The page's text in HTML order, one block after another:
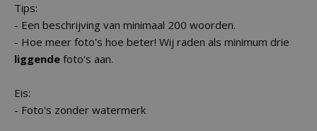
Tips:
- Een beschrijving van minimaal 200 woorden.
- Hoe meer foto's hoe beter! Wij raden als minimum drie
liggende foto's aan.
Eis:
- Foto's zonder watermerk